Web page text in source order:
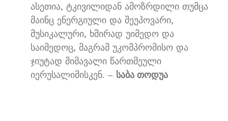
ასეთია, ტკივილიდან ამოზრდილი თუმცა
მაინც ენერგიული და შეუპოვარი,
მუსიკალური, ხშირად უიმედო და
საიმედოც, მაგრამ უკომპრომისო და
ჯიუტად მიმავალი წართმეული
იერუსალიმისკენ. – საბა თოდუა